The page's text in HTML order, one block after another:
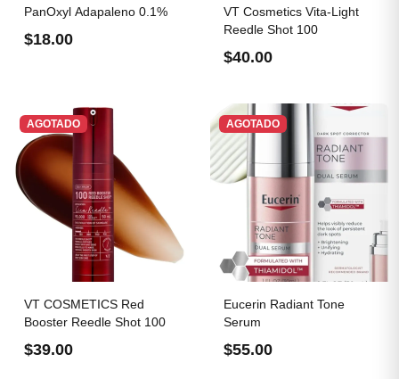
PanOxyl Adapaleno 0.1%
$18.00
VT Cosmetics Vita-Light
Reedle Shot 100
$40.00
AGOTADO
VT COSMETICS Red
Booster Reedle Shot 100
$39.00
AGOTADO
Eucerin Radiant Tone
Serum
$55.00